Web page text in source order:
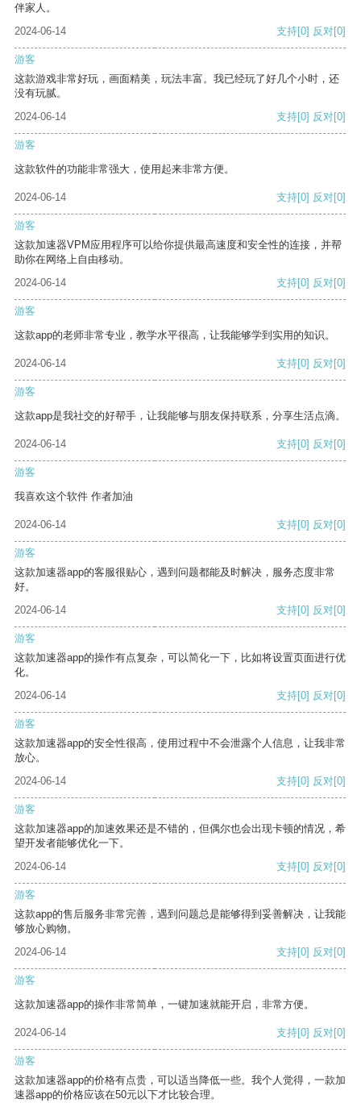
伴家人。
2024-06-14
支持[0] 反对[0]
游客
这款游戏非常好玩，画面精美，玩法丰富。我已经玩了好几个小时，还
没有玩腻。
2024-06-14
支持[0] 反对[0]
游客
这款软件的功能非常强大，使用起来非常方便。
2024-06-14 支持[0] 反对[0]
游客
这款加速器VPM应用程序可以给你提供最高速度和安全性的连接，并帮
助你在网络上自由移动。
2024-06-14
支持[0] 反对[0]
游客
这款app的老师非常专业，教学水平很高，让我能够学到实用的知识。
2024-06-14 支持[0] 反对[0]
游客
这款app是我社交的好帮手，让我能够与朋友保持联系，分享生活点滴。
2024-06-14 支持[0] 反对[0]
游客
我喜欢这个软件 作者加油
2024-06-14 支持[0] 反对[0]
游客
这款加速器app的客服很贴心，遇到问题都能及时解决，服务态度非常
好。
2024-06-14
支持[0] 反对[0]
游客
这款加速器app的操作有点复杂，可以简化一下，比如将设置页面进行优
化。
2024-06-14
支持[0] 反对[0]
游客
这款加速器app的安全性很高，使用过程中不会泄露个人信息，让我非常
放心。
2024-06-14
支持[0] 反对[0]
游客
这款加速器app的加速效果还是不错的，但偶尔也会出现卡顿的情况，希
望开发者能够优化一下。
2024-06-14
支持[0] 反对[0]
游客
这款app的售后服务非常完善，遇到问题总是能够得到妥善解决，让我能
够放心购物。
2024-06-14
支持[0] 反对[0]
游客
这款加速器app的操作非常简单，一键加速就能开启，非常方便。
2024-06-14 支持[0] 反对[0]
游客
这款加速器app的价格有点贵，可以适当降低一些。我个人觉得，一款加
速器app的价格应该在50元以下才比较合理。